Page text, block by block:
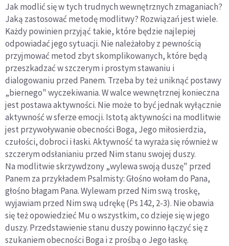
Jak modlić się w tych trudnych wewnętrznych zmaganiach?
Jaką zastosować metodę modlitwy? Rozwiązań jest wiele.
Każdy powinien przyjąć takie, które będzie najlepiej
odpowiadać jego sytuacji. Nie należałoby z pewnością
przyjmować metod zbyt skomplikowanych, które będą
przeszkadzać w szczerym i prostym stawaniu i
dialogowaniu przed Panem. Trzeba by też uniknąć postawy
„biernego" wyczekiwania. W walce wewnętrznej konieczna
jest postawa aktywności. Nie może to być jednak wyłącznie
aktywność w sferze emocji. Istotą aktywności na modlitwie
jest przywoływanie obecności Boga, Jego miłosierdzia,
czułości, dobroci i łaski. Aktywność ta wyraża się również w
szczerym odsłanianiu przed Nim stanu swojej duszy.
Na modlitwie skrzywdzony „wylewa swoją duszę" przed
Panem za przykładem Psalmisty: Głośno wołam do Pana,
głośno błagam Pana. Wylewam przed Nim swą troskę,
wyjawiam przed Nim swą udrękę (Ps 142, 2-3). Nie obawia
się też opowiedzieć Mu o wszystkim, co dzieje się w jego
duszy. Przedstawienie stanu duszy powinno łączyć się z
szukaniem obecności Boga i z prośbą o Jego łaskę.